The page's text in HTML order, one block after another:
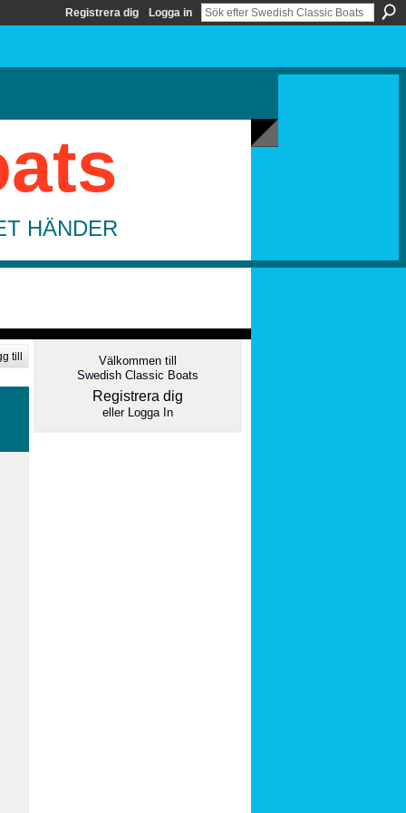
Registrera dig Logga in
HÄNDER
till
Välkommen till
Swedish Classic Boats
Registrera dig
eller Logga In